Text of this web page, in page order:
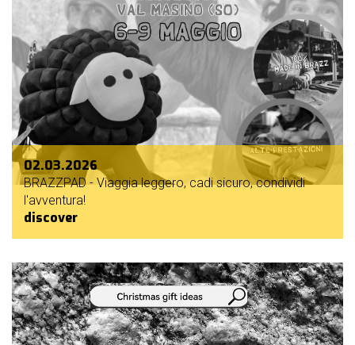
02.03.2026
BRAZZPAD - Viaggia leggero, cadi sicuro, condividi
l'avventura!
discover